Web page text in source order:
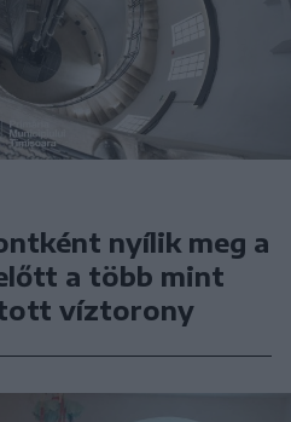
nyílik meg a
a több mint
víztorony